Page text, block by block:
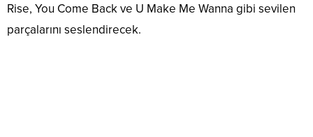
Rise, You Come Back ve U Make Me Wanna gibi sevilen
parçalarını seslendirecek.